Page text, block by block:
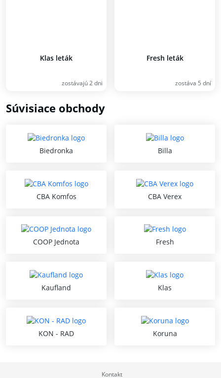
Klas leták
zostávajú 2 dni
Fresh leták
zostáva 5 dní
Súvisiace obchody
Biedronka Billa
CBA Komfos CBA Verex
COOP Jednota Fresh
Kaufland Klas
KON - RAD Koruna
Kontakt